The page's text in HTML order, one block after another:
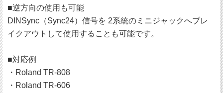
■逆方向の使用も可能
DINSync（Sync24）信号を 2系統のミニジャックへブレ
イクアウトして使用することも可能です。
■対応例
・Roland TR-808
・Roland TR-606